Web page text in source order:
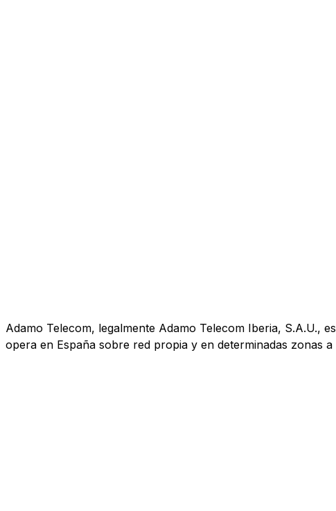
Adamo Telecom, legalmente Adamo Telecom Iberia, S.A.U.,
opera en España sobre red propia y en determinadas zonas